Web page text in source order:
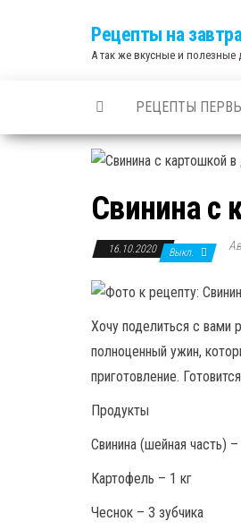
Рецепты на
А так же вкусные и полезные
РЕЦЕПТЫ
Свинина с
16.10.2020 Выкл.
Хочу поделиться с вами
полноценный ужин,
приготовление.
Продукты
Свинина (шейная часть) –
Картофель – 1 кг
Чеснок – 3 зубчика